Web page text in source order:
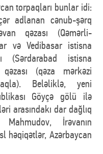
torpaqları bunlar idi:
adlanan cənub-şərq
qəzası (Qəmərli-
və Vedibasar istisna
(Sərdarabad istisna
(qəza mərkəzi
Beləliklə, yeni
Göyçə gölü ilə
arasındakı dar dağlıq
İrəvanın
həqiqətlər, Azərbaycan